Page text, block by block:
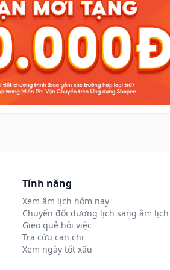
Tính năng
Xem âm lịch hôm nay
Chuyển đổi dương lịch sang âm lịch
Gieo quẻ hỏi việc
Tra cứu can chi
Xem ngày tốt xấu